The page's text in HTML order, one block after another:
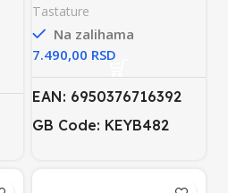
Tastature
Na zalihama
RSD
EAN: 6950376716392
GB Code: KEYB482